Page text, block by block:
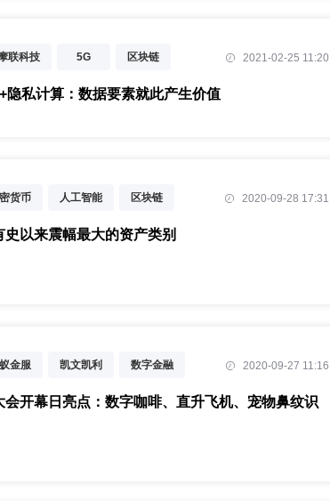
联科技 5G 区块链 2021-02-25 11:20
隐私计算：数据要素就此产生价值
货币 人工智能 区块链 2020-09-28 17:31
以来震幅最大的资产类别
金服 凯文凯利 数字金融
技 区块链
2020-09-27 11:16
会开幕日亮点：数字咖啡、直升飞机、宠物鼻纹识